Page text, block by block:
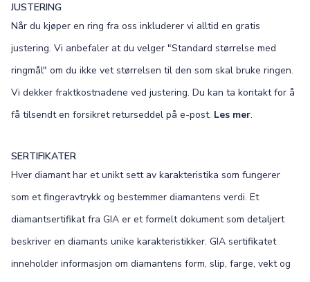
JUSTERING
Når du kjøper en ring fra oss inkluderer vi alltid en gratis
justering. Vi anbefaler at du velger "Standard størrelse med
ringmål" om du ikke vet størrelsen til den som skal bruke ringen.
Vi dekker fraktkostnadene ved justering. Du kan ta kontakt for å
få tilsendt en forsikret returseddel på e-post. Les mer.
SERTIFIKATER
Hver diamant har et unikt sett av karakteristika som fungerer
som et fingeravtrykk og bestemmer diamantens verdi. Et
diamantsertifikat fra GIA er et formelt dokument som detaljert
beskriver en diamants unike karakteristikker. GIA sertifikatet
inneholder informasjon om diamantens form, slip, farge, vekt og